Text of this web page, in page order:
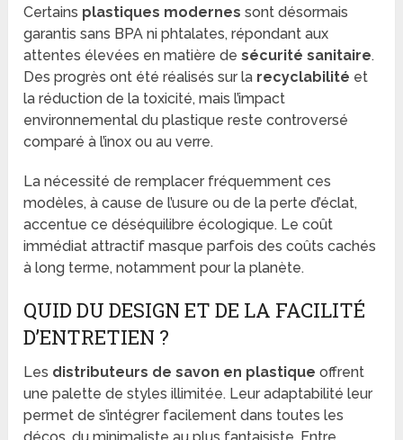
Certains plastiques modernes sont désormais
garantis sans BPA ni phtalates, répondant aux
attentes élevées en matière desécurité sanitaire.
Des progrès ont été réalisés sur la recyclabilité et
la réduction de la toxicité, mais l’impact
environnemental du plastique reste controversé
comparé à l’inox ou au verre.
La nécessité de remplacer fréquemment ces
modèles, à cause de l’usure ou de la perte d’éclat,
accentue ce déséquilibre écologique. Le coût
immédiat attractif masque parfois des coûts cachés
à long terme, notamment pour la planète.
QUID DU DESIGN ET DE LA FACILITÉ
D’ENTRETIEN ?
Les distributeurs de savon en plastique offrent
une palette de styles illimitée. Leur adaptabilité leur
permet de s’intégrer facilement dans toutes les